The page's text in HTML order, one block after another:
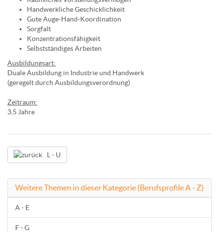
Handwerkliche Geschicklichkeit
Gute Auge-Hand-Koordination
Sorgfalt
Konzentrationsfähigkeit
Selbstständiges Arbeiten
Ausbildungsart:
Duale Ausbildung in Industrie und Handwerk
(geregelt durch Ausbildungsverordnung)
Zeitraum:
3,5 Jahre
L - U
Weitere Themen in dieser Kategorie (Berufsprofile A - Z)
A - E
F - G